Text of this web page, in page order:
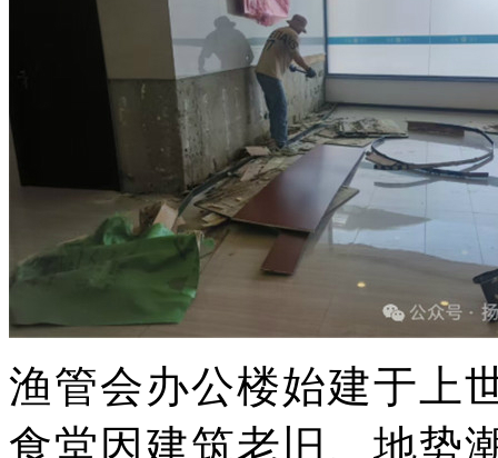
渔管会办公楼始建于上
食堂因建筑老旧、地势